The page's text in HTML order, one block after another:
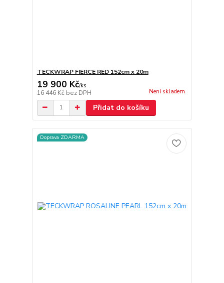
TECKWRAP FIERCE RED 152cm x 20m
19 900 Kč/ks
16 446 Kč bez DPH Není skladem
Přidat do košíku
Doprava ZDARMA